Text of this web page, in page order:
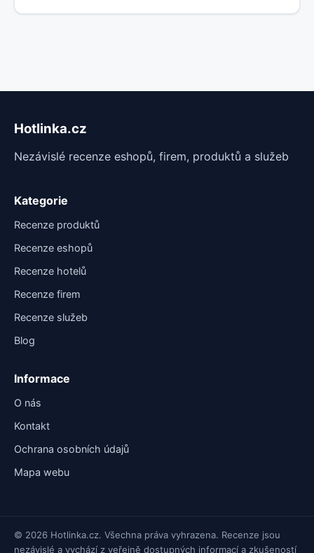
Hotlinka.cz
Nezávislé recenze eshopů, firem, produktů a služeb
Kategorie
Recenze produktů
Recenze eshopů
Recenze hotelů
Recenze firem
Recenze služeb
Blog
Informace
O nás
Kontakt
Ochrana osobních údajů
Mapa webu
© 2026 Hotlinka.cz. Všechna práva vyhrazena. Recenze jsou
nezávislé a vychází z veřejně dostupných informací a zkušeností